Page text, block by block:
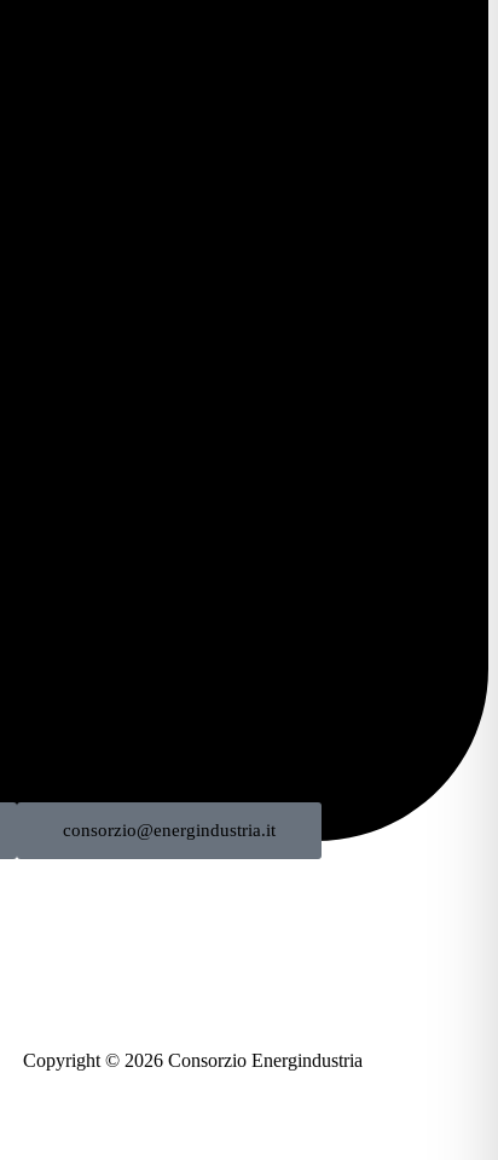
consorzio@energindustria.it
Copyright © 2026 Consorzio Energindustria